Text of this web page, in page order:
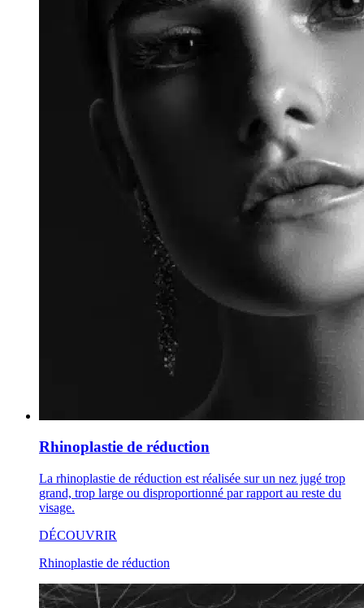
Rhinoplastie de réduction
La rhinoplastie de réduction est réalisée sur un nez jugé trop
grand, trop large ou disproportionné par rapport au reste du
visage.
DÉCOUVRIR
Rhinoplastie de réduction